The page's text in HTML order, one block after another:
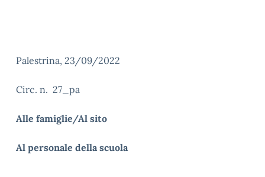
Palestrina, 23/09/2022
Circ. n. 27_pa
Alle famiglie/Al sito
Al personale della scuola